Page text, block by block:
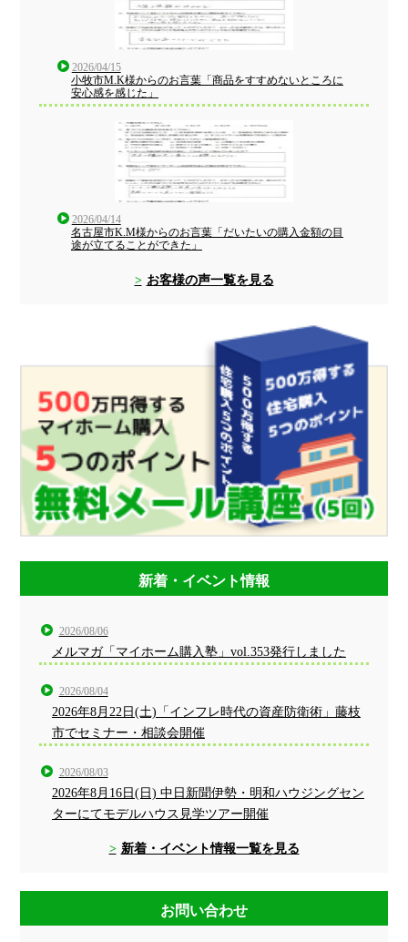
2026/04/15
小牧市M.K様からのお言葉「商品をすすめないところに
安心感を感じた」
2026/04/14
名古屋市K.M様からのお言葉「だいたいの購入金額の目
途が立てることができた」
お客様の声一覧を見る
新着・イベント情報
2026/08/06
メルマガ「マイホーム購入塾」vol.353発行しました
2026/08/04
2026年8月22日(土)「インフレ時代の資産防衛術」藤枝
市でセミナー・相談会開催
2026/08/03
2026年8月16日(日) 中日新聞伊勢・明和ハウジングセン
ターにてモデルハウス見学ツアー開催
新着・イベント情報一覧を見る
お問い合わせ